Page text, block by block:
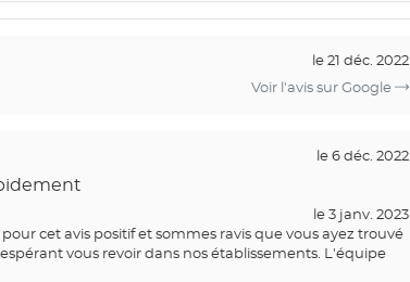
le 21 déc. 2022
Voir l'avis sur Google
le 6 déc. 2022
le 3 janv. 2023
cet avis positif et sommes ravis que vous ayez trouvé
vous revoir dans nos établissements. L'équipe